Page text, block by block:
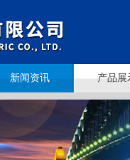
新闻资讯 产品展